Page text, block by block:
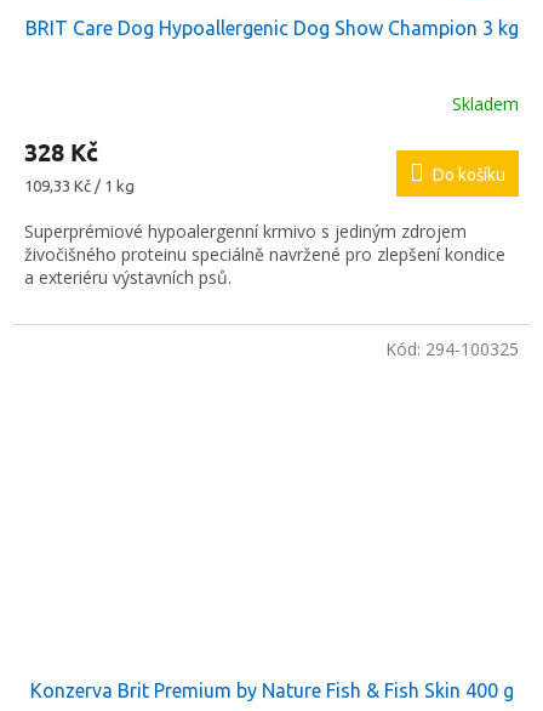
BRIT Care Dog Hypoallergenic Dog Show Champion 3 kg
Skladem
328 Kč
Měrná
109,33 Kč / 1 kg
Do košíku
Superprémiové hypoalergenní krmivo s jediným zdrojem
živočišného proteinu speciálně navržené pro zlepšení kondice
a exteriéru výstavních psů.
Konzerva Brit Premium by Nature Fish & Fish Skin 400 g
Kód: 294-100325